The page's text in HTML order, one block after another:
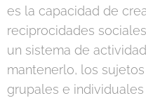
es la capacidad de
reciprocidades
un sistema de actividad
mantenerlo, los
grupales e